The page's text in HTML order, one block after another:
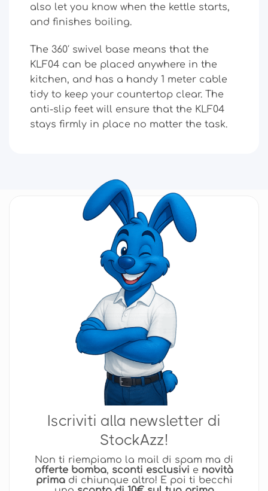
also let you know when the kettle starts,
and finishes boiling.
The 360′ swivel base means that the
KLF04 can be placed anywhere in the
kitchen, and has a handy 1 meter cable
tidy to keep your countertop clear. The
anti-slip feet will ensure that the KLF04
stays firmly in place no matter the task.
Iscriviti alla newsletter di
StockAzz!
Non ti riempiamo la mail di spam ma di
offerte bomba, sconti esclusivi e novità
primadi chiunque altro! E poi ti becchi